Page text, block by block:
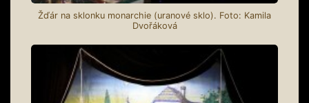
Žďár na sklonku monarchie (uranové sklo). Foto: Kamila
Dvořáková